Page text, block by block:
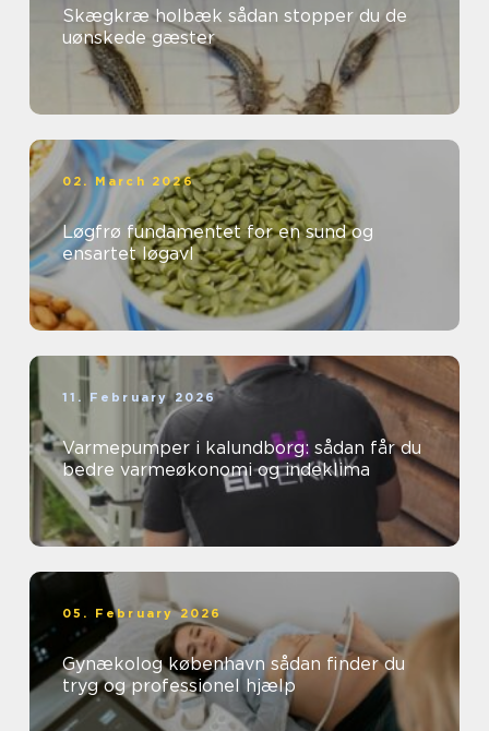
Skægkræ holbæk sådan stopper du de
uønskede gæster
02. March 2026
Løgfrø fundamentet for en sund og
ensartet løgavl
11. February 2026
Varmepumper i kalundborg: sådan får du
bedre varmeøkonomi og indeklima
05. February 2026
Gynækolog københavn sådan finder du
tryg og professionel hjælp